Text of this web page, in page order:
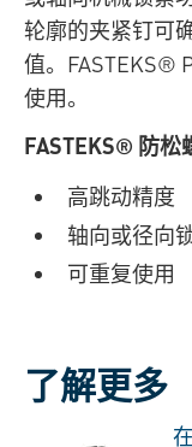
轮廓的夹紧钉可
值。FASTEKS®
使用。
FASTEKS® 防松
高跳动精度
轴向或径向
可重复使用
了解更多